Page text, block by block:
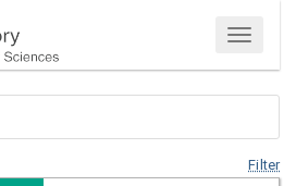
Menu
Filter